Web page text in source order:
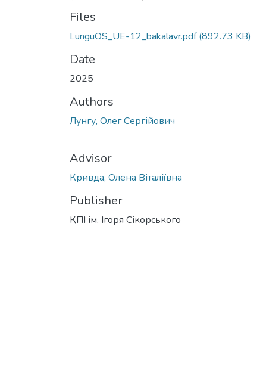
Files
LunguOS_UE-12_bakalavr.pdf(892.73 KB)
Date
2025
Authors
Лунгу, Олег Сергійович
Advisor
Кривда, Олена Віталіївна
Publisher
КПІ ім. Ігоря Сікорського